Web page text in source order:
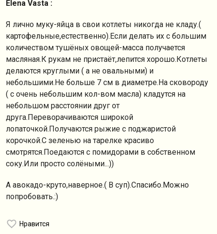
Elena Vasta :
Я лично муку-яйца в свои котлеты никогда не кладу.(
картофельные,естественно).Если делать их с большим
количеством тушёных овощей-масса получается
масляная.К рукам не пристаёт,лепится хорошо.Котлеты
делаются круглыми ( а не овальными) и
небольшими.Не больше 7 см в диаметре.На сковороду
( с очень небольшим кол-вом масла) кладутся на
небольшом расстоянии друг от
друга.Переворачиваются широкой
лопаточкой.Получаются рыжие с поджаристой
корочкой.С зеленью на тарелке красиво
смотрятся.Поедаются с помидорами в собственном
соку.Или просто солёными...))
А авокадо-круто,наверное.( В суп).Спасибо.Можно
попробовать.:)
Нравится